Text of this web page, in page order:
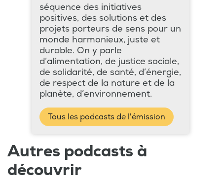
séquence des initiatives
positives, des solutions et des
projets porteurs de sens pour un
monde harmonieux, juste et
durable. On y parle
d’alimentation, de justice sociale,
de solidarité, de santé, d’énergie,
de respect de la nature et de la
planète, d’environnement.
Tous les podcasts de l'émission
Autres podcasts à
découvrir